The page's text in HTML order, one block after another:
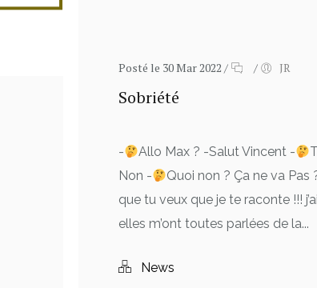
Posté le 30 Mar 2022 / / JR
Sobriété
- Allo Max ? -Salut Vincent -
Non -
Quoi non ? Ça ne va Pas
que tu veux que je te raconte !!!
elles m’ont toutes parlées de la...
News